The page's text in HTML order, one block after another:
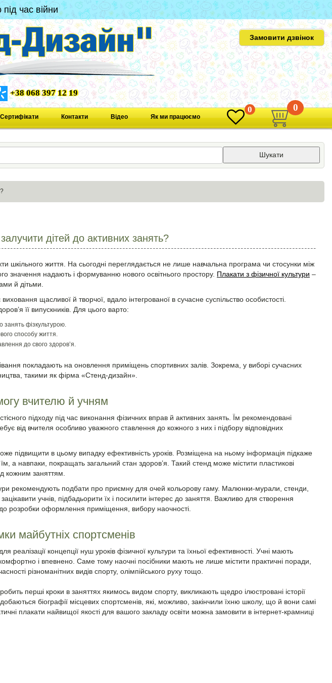
час війни
Замовити дзвінок
+38 068 397 12 19
Сертифікати Контакти Відео Як ми працюємо
0 0
Шукати
дітей до активних занять?
шкільного життя. На сьогодні переглядається не лише навчальна програма чи стосунки між
значення надають і формуванню нового освітнього простору. Плакати з фізичної культури –
й дітьми.
щасливої й творчої, вдало інтегрованої в сучасне суспільство особистості.
її випускників. Для цього варто:
занять фізкультурою.
способу життя.
до свого здоров’я.
покладають на оновлення приміщень спортивних залів. Зокрема, у виборі сучасних
такими як фірма «Стенд-дизайн».
вчителю й учням
підходу під час виконання фізичних вправ й активних занять. Їм рекомендовані
від вчителя особливо уважного ставлення до кожного з них і підбору відповідних
підвищити в цьому випадку ефективність уроків. Розміщена на ньому інформація підкаже
а навпаки, покращать загальний стан здоров’я. Такий стенд може містити пластикові
кожним заняттям.
рекомендують подбати про приємну для очей кольорову гаму. Малюнки-мурали, стенди,
учнів, підбадьорити їх і посилити інтерес до заняття. Важливо для створення
розробки оформлення приміщення, вибору наочності.
майбутніх спортсменів
концепції нуш уроків фізичної культури та їхньої ефективності. Учні мають
і впевнено. Саме тому наочні посібники мають не лише містити практичні поради,
різноманітних видів спорту, олімпійського руху тощо.
перші кроки в заняттях якимось видом спорту, викликають щедро ілюстровані історії
біографії місцевих спортсменів, які, можливо, закінчили їхню школу, що й вони самі
плакати найвищої якості для вашого закладу освіти можна замовити в інтернет-крамниці